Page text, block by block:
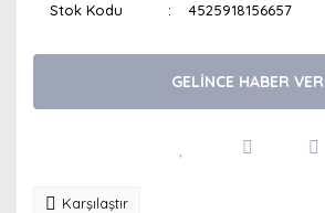
Stok Kodu 4525918156657
GELİNCE HABER VER
Karşılaştır